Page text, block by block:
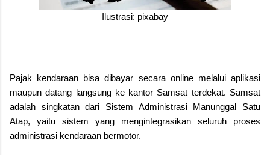
Ilustrasi: pixabay
Pajak kendaraan bisa dibayar secara online melalui aplikasi
maupun datang langsung ke kantor Samsat terdekat. Samsat
adalah singkatan dari Sistem Administrasi Manunggal Satu
Atap, yaitu sistem yang mengintegrasikan seluruh proses
administrasi kendaraan bermotor.